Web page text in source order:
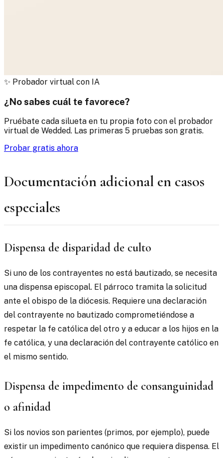
✨ Probador virtual con IA
¿No sabes cuál te favorece?
Pruébate cada silueta en tu propia foto con el probador
virtual de Wedded. Las primeras 5 pruebas son gratis.
Probar gratis ahora
Documentación adicional en casos
especiales
Dispensa de disparidad de culto
Si uno de los contrayentes no está bautizado, se necesita
una dispensa episcopal. El párroco tramita la solicitud
ante el obispo de la diócesis. Requiere una declaración
del contrayente no bautizado comprometiéndose a
respetar la fe católica del otro y a educar a los hijos en la
fe católica, y una declaración del contrayente católico en
el mismo sentido.
Dispensa de impedimento de consanguinidad
o afinidad
Si los novios son parientes (primos, por ejemplo), puede
existir un impedimento canónico que requiera dispensa. El